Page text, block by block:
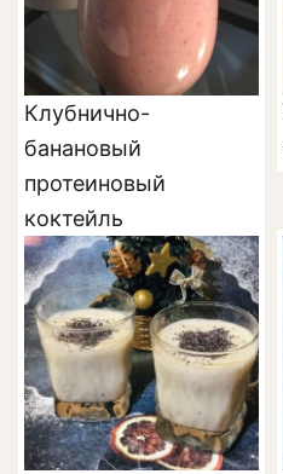
Клубнично-
банановый
протеиновый
коктейль